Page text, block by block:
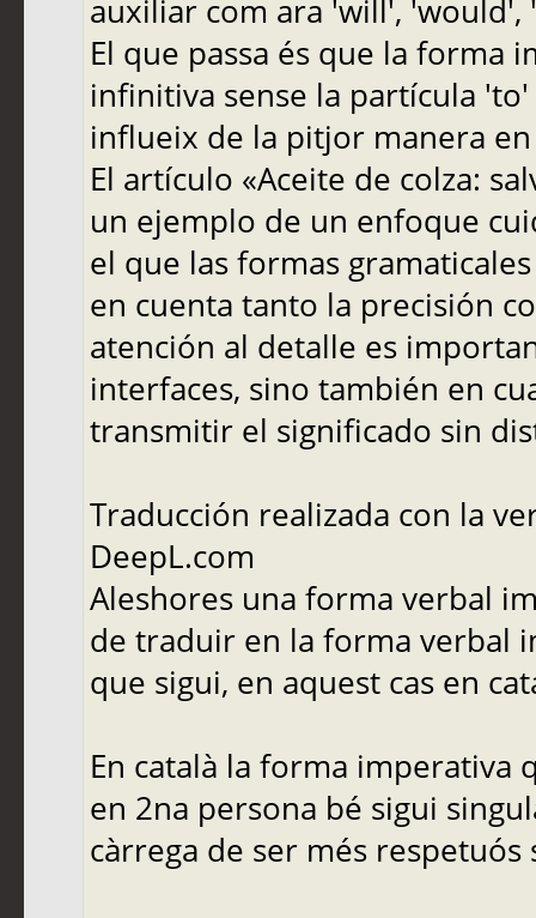
auxiliar com ara 'will',
El que passa és que la forma
infinitiva sense la partícula
influeix de la pitjor manera
El artículo «Aceite de colza:
un ejemplo de un enfoque
el que las formas
en cuenta tanto la precisión
atención al detalle es
interfaces, sino también en
transmitir el significado sin
Traducción realizada con la
DeepL.com
Aleshores una forma verbal
de traduir en la forma verbal
que sigui, en aquest cas en
En català la forma imperativa
en 2na persona bé sigui
càrrega de ser més